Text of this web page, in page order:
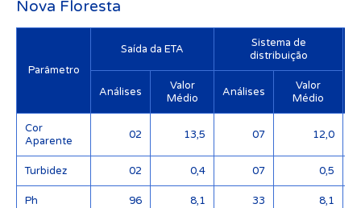
Nova Floresta
Parâmetro
Saída da ETA
Sistema de
distribuição
Análises
Valor
Médio
Análises
Valor
Médio
Cor
Aparente
02 13,5 07 12,0
Turbidez 02 0,4 07 0,5
Ph 96 8,1 33 8,1